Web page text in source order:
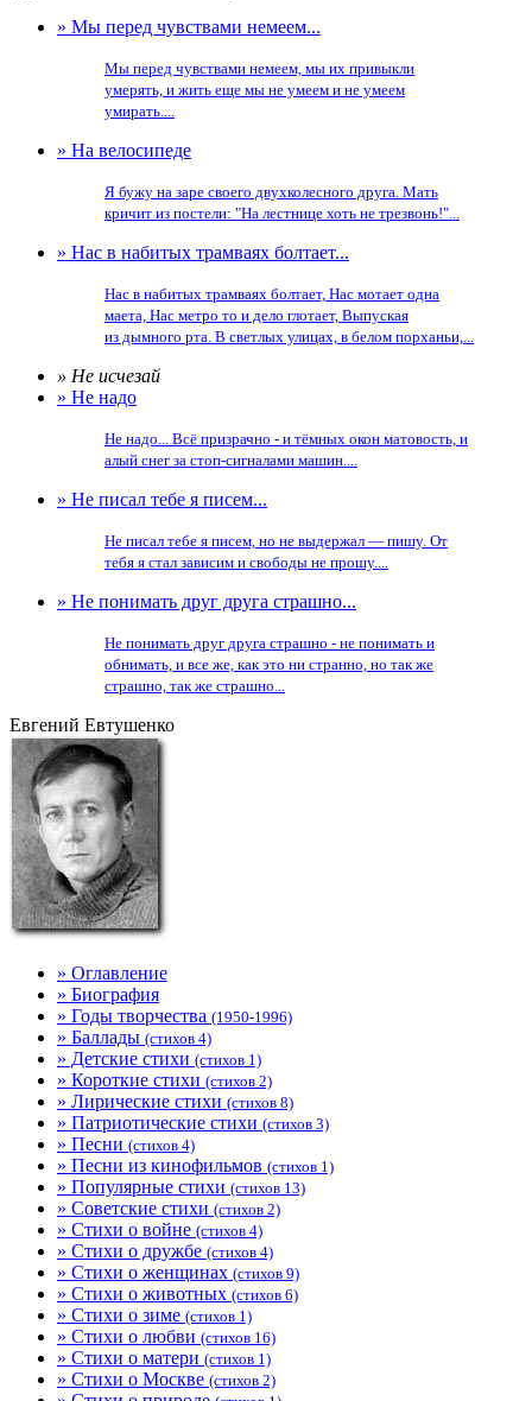
» Мы перед чувствами немеем...
Мы перед чувствами немеем, мы их привыкли
умерять, и жить еще мы не умеем и не умеем
умирать....
» На велосипеде
Я бужу на заре своего двухколесного друга. Мать
кричит из постели: "На лестнице хоть не трезвонь!"...
» Нас в набитых трамваях болтает...
Нас в набитых трамваях болтает, Нас мотает одна
маета, Нас метро то и дело глотает, Выпуская
из дымного рта. В светлых улицах, в белом порханьи,...
» Не исчезай
» Не надо
Не надо... Всё призрачно - и тёмных окон матовость, и
алый снег за стоп-сигналами машин....
» Не писал тебе я писем...
Не писал тебе я писем, но не выдержал — пишу. От
тебя я стал зависим и свободы не прошу....
» Не понимать друг друга страшно...
Не понимать друг друга страшно - не понимать и
обнимать, и все же, как это ни странно, но так же
страшно, так же страшно...
Евгений Евтушенко
» Оглавление
» Биография
» Годы творчества (1950-1996)
» Баллады (стихов 4)
» Детские стихи (стихов 1)
» Короткие стихи (стихов 2)
» Лирические стихи (стихов 8)
» Патриотические стихи (стихов 3)
» Песни (стихов 4)
» Песни из кинофильмов (стихов 1)
» Популярные стихи (стихов 13)
» Советские стихи (стихов 2)
» Стихи о войне (стихов 4)
» Стихи о дружбе (стихов 4)
» Стихи о женщинах (стихов 9)
» Стихи о животных (стихов 6)
» Стихи о зиме (стихов 1)
» Стихи о любви (стихов 16)
» Стихи о матери (стихов 1)
» Стихи о Москве (стихов 2)